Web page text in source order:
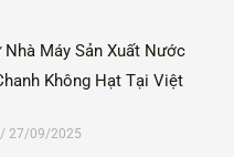
Máy Sản Xuất Nước
Không Hạt Tại Việt
27/09/2025